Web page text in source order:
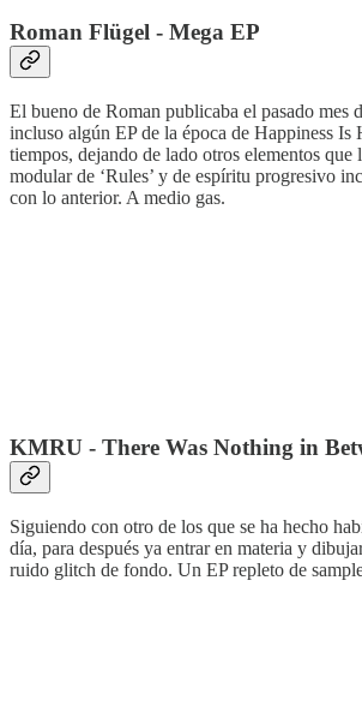
Roman Flügel - Mega EP
El bueno de Roman publicaba el pasado mes
incluso algún EP de la época de Happiness
tiempos, dejando de lado otros elementos
modular de ‘Rules’ y de espíritu progresivo
con lo anterior. A medio gas.
KMRU - There Was Nothing in
Siguiendo con otro de los que se ha hecho
día, para después ya entrar en materia y
ruido glitch de fondo. Un EP repleto de